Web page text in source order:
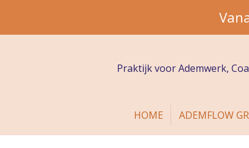
direct
Praktijk voor Ademwerk,
HOME ADEMFLOW